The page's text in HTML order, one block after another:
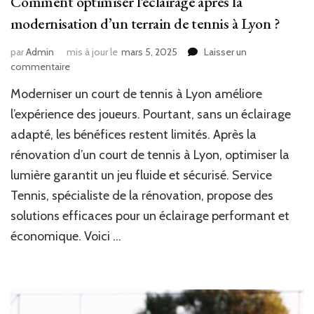
modernisation d’un terrain de tennis à Lyon ?
parAdmin mis à jour le mars 5, 2025
Laisser un
commentairesur
optimiser
l’éclairage
la
modernisation
terrain
de
tennis
Lyon
Moderniser un court de tennis à Lyon améliore
l’expérience des joueurs. Pourtant, sans un éclairage
adapté, les bénéfices restent limités. Après la
rénovation d’un court de tennis à Lyon, optimiser la
lumière garantit un jeu fluide et sécurisé. Service
Tennis, spécialiste de la rénovation, propose des
solutions efficaces pour un éclairage performant et
économique. Voici …